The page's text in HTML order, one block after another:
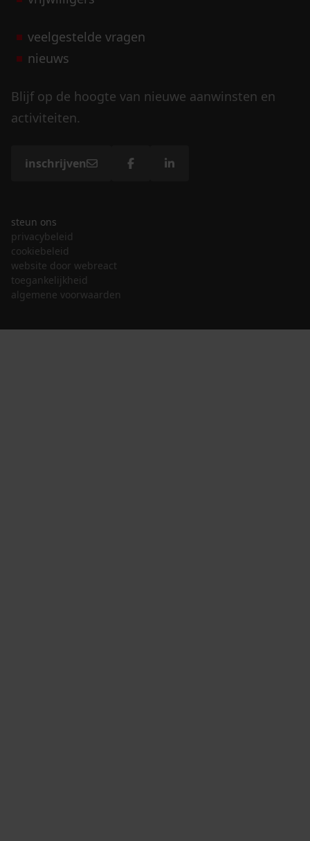
veelgestelde vragen
nieuws
Blijf op de hoogte van nieuwe aanwinsten en
activiteiten.
inschrijven
steun ons
privacybeleid
cookiebeleid
website door webreact
toegankelijkheid
algemene voorwaarden